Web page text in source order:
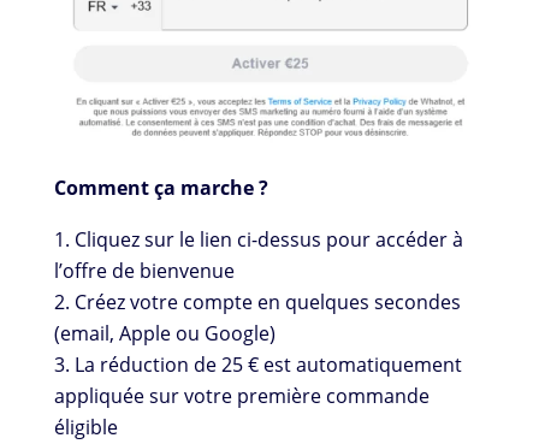
Comment ça marche ?
Cliquez sur le lien ci-dessus pour accéder à
l’offre de bienvenue
Créez votre compte en quelques secondes
(email, Apple ou Google)
La réduction de 25 € est automatiquement
appliquée sur votre première commande
éligible